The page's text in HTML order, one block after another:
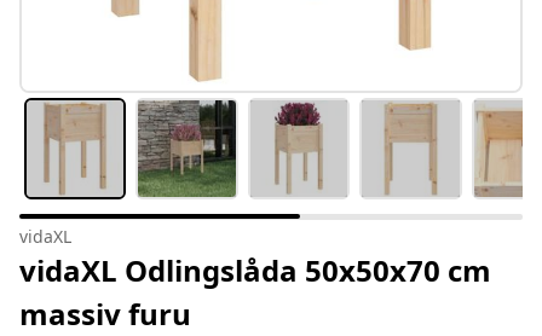
vidaXL
vidaXL Odlingslåda 50x50x70 cm
massiv furu